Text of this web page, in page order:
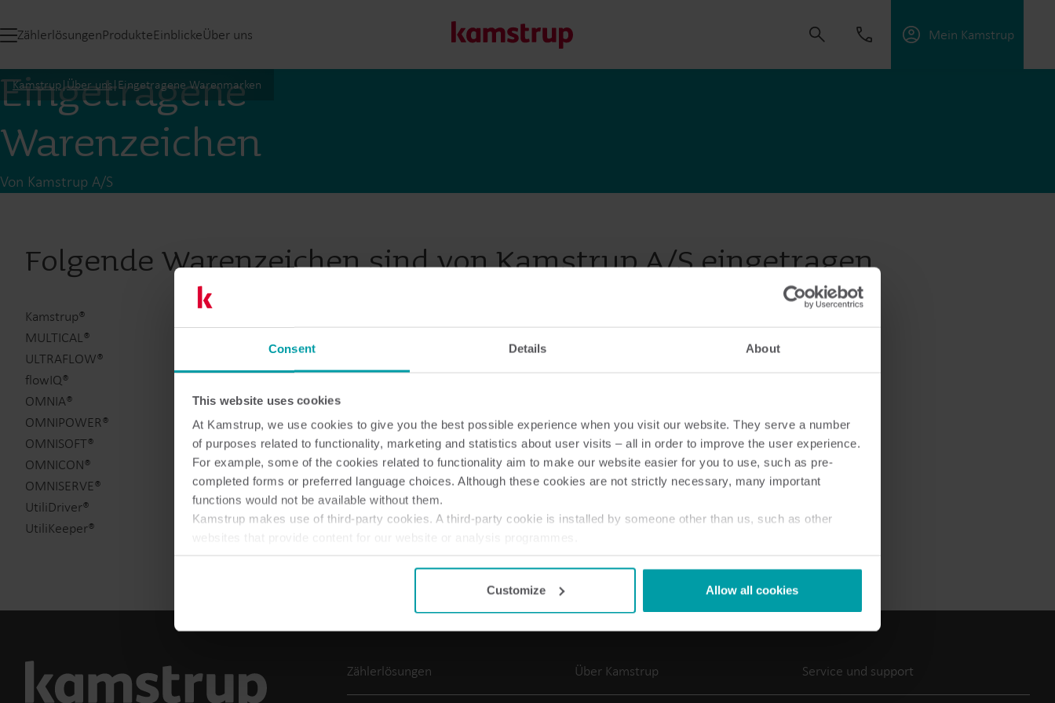
Consent Details About
This website uses cookies
At Kamstrup, we use cookies to give you the best possible experience when you visit our website. They serve a number
of purposes related to functionality, marketing and statistics about user visits – all in order to improve the user experience.
For example, some of the cookies related to functionality aim to make our website easier for you to use, such as pre-
completed forms or preferred language choices. Although these cookies are not strictly necessary, many important
functions would not be available without them.
Kamstrup makes use of third-party cookies. A third-party cookie is installed by someone other than us, such as other
You can at any time change or withdraw your consent from the Cookie Declarationhere.
Customize Allow all cookies
ZählerlösungenProdukteEinblickeÜber uns Mein Kamstrup
Lösungen im Wasserbereich
Intelligente Wasserlösungen
für präzise Messung und
effizientes Management.
Lösungen im Wärmebereich
Intelligente Wärmelösungen
effiziente Energienutzung.
Fortschrittliche
Messung und intelligentes
Kamstrup|Über uns|Eingetragene Warenmarken
Eingetragene
Warenzeichen
Von Kamstrup A/S
Folgende Warenzeichen sind von Kamstrup A/S eingetragen
Kamstrup®
MULTICAL®
ULTRAFLOW®
flowIQ®
OMNIA®
OMNIPOWER®
OMNISOFT®
OMNICON®
OMNISERVE®
UtiliDriver®
UtiliKeeper®
Zählerlösungen Über Kamstrup Service und support